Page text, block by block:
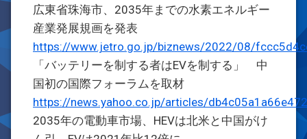
広東省珠海市、2035年までの水素エネルギー
産業発展規画を発表
https://www.jetro.go.jp/biznews/2022/08/
「バッテリーを制する者はEVを制する」 中
国初の国際フォーラムを取材
https://news.yahoo.co.jp/articles/
2035年の電動車市場、HEVは北米と中国がけ